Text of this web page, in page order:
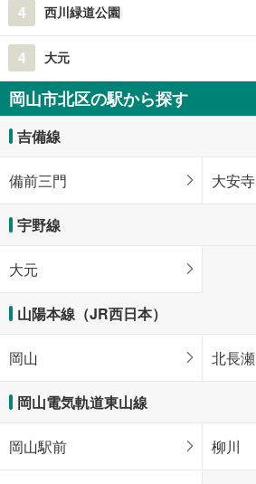
4 西川緑道公園
4 大元
岡山市北区の駅から探す
吉備線
備前三門 大安寺
宇野線
大元
山陽本線（JR西日本）
岡山 北長瀬
岡山電気軌道東山線
岡山駅前 柳川